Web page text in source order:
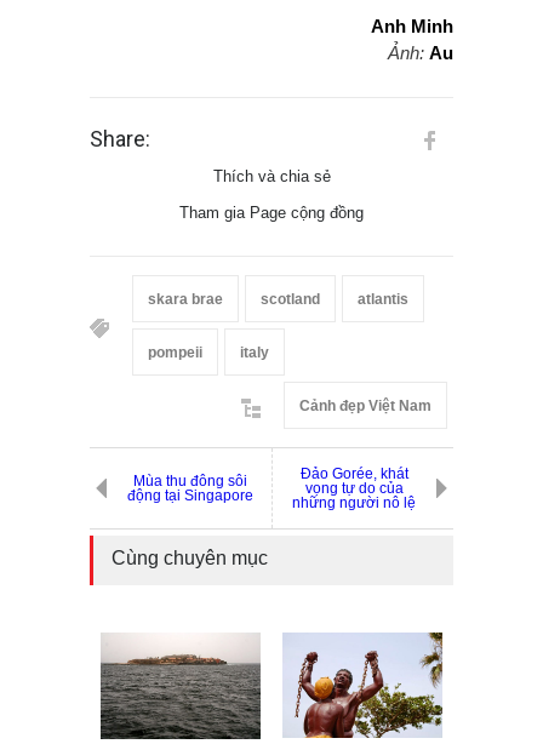
Anh Minh
Ảnh: Au
Share:
Thích và chia sẻ
Tham gia Page cộng đồng
skara brae scotland atlantis
pompeii italy
Cảnh đẹp Việt Nam
Mùa thu đông sôi
động tại Singapore
Đảo Gorée, khát
vọng tự do của
những người nô lệ
Cùng chuyên mục